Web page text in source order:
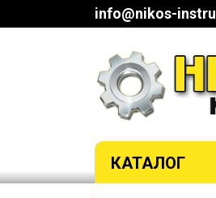
info@nikos-
КАТАЛОГ